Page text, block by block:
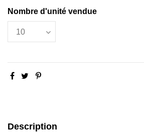
Nombre d'unité vendue
Description